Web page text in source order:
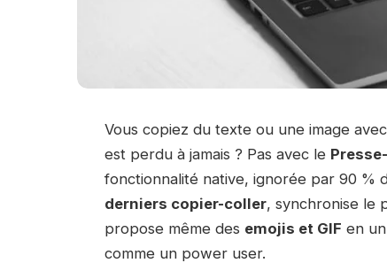
Vous copiez du texte ou une image avec
est perdu à jamais ? Pas avec le
fonctionnalité native, ignorée par 90 %
derniers copier-coller, synchronise le
propose même des emojis et GIF en
comme un power user.